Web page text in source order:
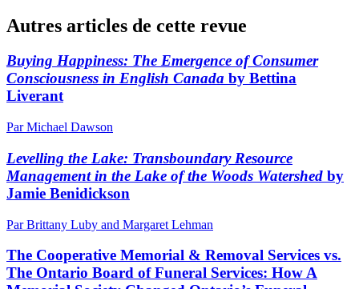
Autres articles de cette revue
Buying Happiness: The Emergence of Consumer
Consciousness in English Canada by Bettina
Liverant
Par Michael Dawson
Levelling the Lake: Transboundary Resource
Management in the Lake of the Woods Watershed by
Jamie Benidickson
Par Brittany Luby and Margaret Lehman
The Cooperative Memorial & Removal Services vs.
The Ontario Board of Funeral Services: How A